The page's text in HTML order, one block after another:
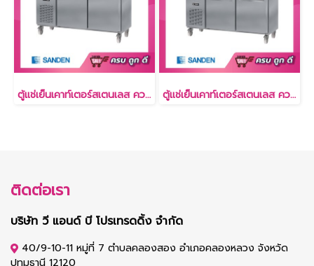
ตู้แช่เย็นเคาท์เตอร์สเตนเลส ความลึก 75 ซม. เกรด304 15 คิว [SCR3-1507-AR] ตู้แช่เย็นเคาท์เตอร์สเตนเลส ความลึก 60 ซม. เกรด 304 11.5 คิว [SCR3-1506-AR]
ติดต่อเรา
บริษัท วี แอนด์ บี โปรเทรดดิ้ง จำกัด
40/9-10-11 หมู่ที่ 7 ตำบลคลองสอง อำเภอคลองหลวง จังหวัด
ปทุมธานี 12120